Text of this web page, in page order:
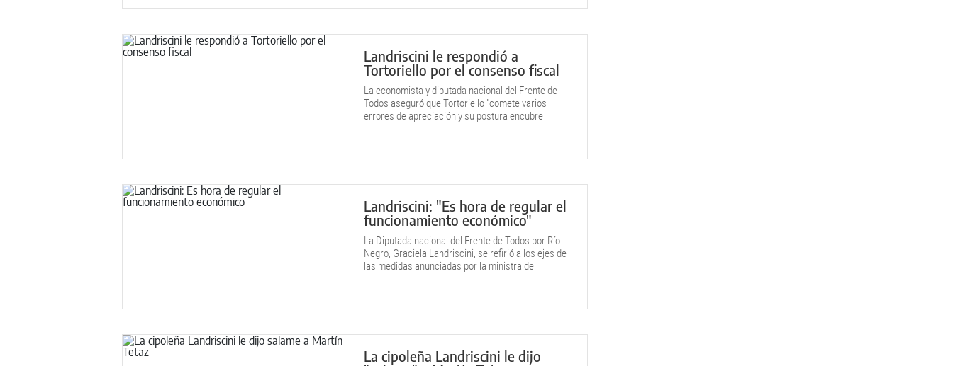
Landriscini le respondió a
Tortoriello por el consenso fiscal
La economista y diputada nacional del Frente de
Todos aseguró que Tortoriello "comete varios
errores de apreciación y su postura encubre
Landriscini: "Es hora de regular el
funcionamiento económico"
La Diputada nacional del Frente de Todos por Río
Negro, Graciela Landriscini, se refirió a los ejes de
las medidas anunciadas por la ministra de
La cipoleña Landriscini le dijo